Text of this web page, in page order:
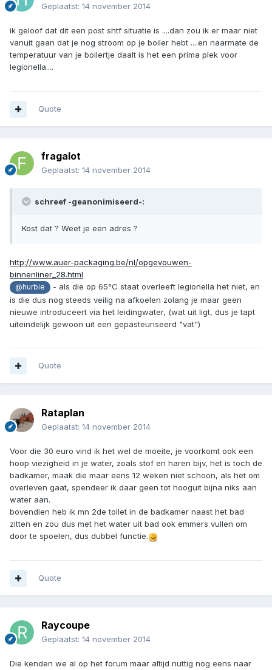
Geplaatst: 14 november 2014
ik geloof dat dit een post shtf situatie is ....dan zou ik er maar niet
vanuit gaan dat je nog stroom op je boiler hebt ....en naarmate de
temperatuur van je boilertje daalt is het een prima plek voor
legionella....
Quote
fragalot
Geplaatst: 14 november 2014
schreef -geanonimiseerd-:
Kost dat ? Weet je een adres ?
http://www.auer-packaging.be/nl/opgevouwen-
binnenliner_28.html
@hurbie
- als die op 65°C staat overleeft legionella het niet, en
is die dus nog steeds veilig na afkoelen zolang je maar geen
nieuwe introduceert via het leidingwater, (wat uit ligt, dus je tapt
uiteindelijk gewoon uit een gepasteuriseerd "vat")
Quote
Rataplan
Geplaatst: 14 november 2014
Voor die 30 euro vind ik het wel de moeite, je voorkomt ook een
hoop viezigheid in je water, zoals stof en haren bijv, het is toch de
badkamer, maak die maar eens 12 weken niet schoon, als het om
overleven gaat, spendeer ik daar geen tot hooguit bijna niks aan
water aan.
bovendien heb ik mn 2de toilet in de badkamer naast het bad
zitten en zou dus met het water uit bad ook emmers vullen om
door te spoelen, dus dubbel functie.
Quote
Raycoupe
Geplaatst: 14 november 2014
Die kenden we al op het forum maar altijd nuttig nog eens naar